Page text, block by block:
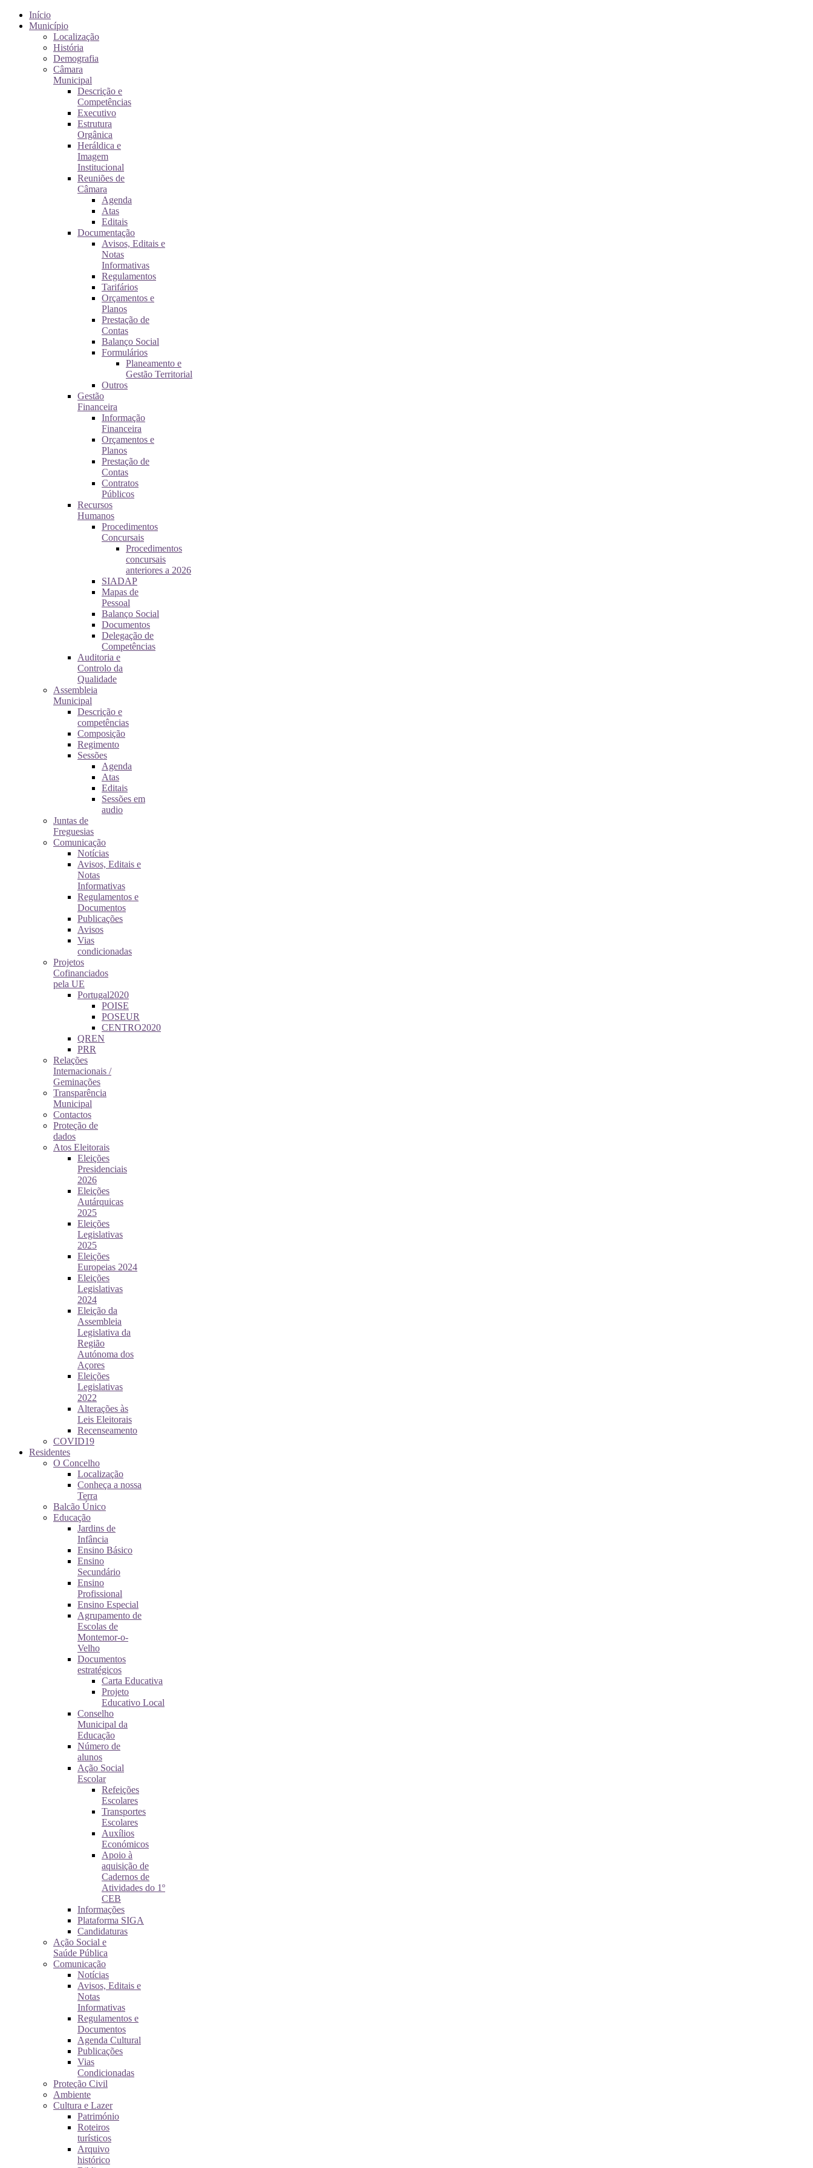
Início
Município
Localização
História
Demografia
Câmara
Municipal
Descrição e
Competências
Executivo
Estrutura
Orgânica
Heráldica e
Imagem
Institucional
Reuniões de
Câmara
Agenda
Atas
Editais
Documentação
Avisos, Editais e
Notas
Informativas
Regulamentos
Tarifários
Orçamentos e
Planos
Prestação de
Contas
Balanço Social
Formulários
Planeamento e
Gestão Territorial
Outros
Gestão
Financeira
Informação
Financeira
Orçamentos e
Planos
Prestação de
Contas
Contratos
Públicos
Recursos
Humanos
Procedimentos
Concursais
Procedimentos
concursais
anteriores a 2026
SIADAP
Mapas de
Pessoal
Balanço Social
Documentos
Delegação de
Competências
Auditoria e
Controlo da
Qualidade
Assembleia
Municipal
Descrição e
competências
Composição
Regimento
Sessões
Agenda
Atas
Editais
Sessões em
audio
Juntas de
Freguesias
Comunicação
Notícias
Avisos, Editais e
Notas
Informativas
Regulamentos e
Documentos
Publicações
Avisos
Vias
condicionadas
Projetos
Cofinanciados
pela UE
Portugal2020
POISE
POSEUR
CENTRO2020
QREN
PRR
Relações
Internacionais /
Geminações
Transparência
Municipal
Contactos
Proteção de
dados
Atos Eleitorais
Eleições
Presidenciais
2026
Eleições
Autárquicas
2025
Eleições
Legislativas
2025
Eleições
Europeias 2024
Eleições
Legislativas
2024
Eleição da
Assembleia
Legislativa da
Região
Autónoma dos
Açores
Eleições
Legislativas
2022
Alterações às
Leis Eleitorais
Recenseamento
COVID19
Residentes
O Concelho
Localização
Conheça a nossa
Terra
Balcão Único
Educação
Jardins de
Infância
Ensino Básico
Ensino
Secundário
Ensino
Profissional
Ensino Especial
Agrupamento de
Escolas de
Montemor-o-
Velho
Documentos
estratégicos
Carta Educativa
Projeto
Educativo Local
Conselho
Municipal da
Educação
Número de
alunos
Ação Social
Escolar
Refeições
Escolares
Transportes
Escolares
Auxílios
Económicos
Apoio à
aquisição de
Cadernos de
Atividades do 1º
CEB
Informações
Plataforma SIGA
Candidaturas
Ação Social e
Saúde Pública
Comunicação
Notícias
Avisos, Editais e
Notas
Informativas
Regulamentos e
Documentos
Agenda Cultural
Publicações
Vias
Condicionadas
Proteção Civil
Ambiente
Cultura e Lazer
Património
Roteiros
turísticos
Arquivo
histórico